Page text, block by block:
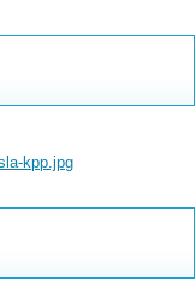
kpp.jpg